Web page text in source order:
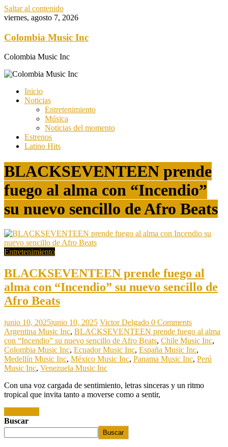
Saltar al contenido
viernes, agosto 7, 2026
Colombia Music Inc
Colombia Music Inc
Inicio
Noticias
Entretenimiento
Música
Noticias del momento
Estrenos
Latino Hits
BLACKSEVENTEEN prende
fuego al alma con “Incendio”
su nuevo sencillo de Afro Beats
Entretenimiento
BLACKSEVENTEEN prende fuego al
alma con “Incendio” su nuevo sencillo de
Afro Beats
junio 10, 2025junio 10, 2025 Victor Delgado 0 Comments
Argentina Music Inc, BLACKSEVENTEEN prende fuego al alma
con “Incendio” su nuevo sencillo de Afro Beats, Chile Music Inc,
Colombia Music Inc, Ecuador Music Inc, España Music Inc,
Medellín Music Inc, México Music Inc, Panama Music Inc, Perú
Music Inc, Venezuela Music Inc
Con una voz cargada de sentimiento, letras sinceras y un ritmo
tropical que invita tanto a moverse como a sentir,
Buscar
Buscar